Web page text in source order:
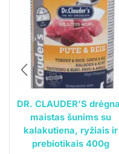
DR. CLAUDER’S
maistas šunims su
kalakutiena, ryžiais ir
prebiotikais 400g
Mano paskyra
Siuntos sekimas